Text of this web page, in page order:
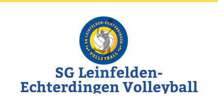
Zum
SG Leinfelden-
Echterdingen Volleyball